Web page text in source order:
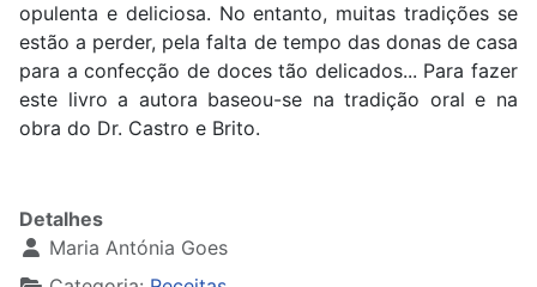
opulenta e deliciosa. No entanto, muitas tradições se
estão a perder, pela falta de tempo das donas de casa
para a confecção de doces tão delicados... Para fazer
este livro a autora baseou-se na tradição oral e na
obra do Dr. Castro e Brito.
Detalhes
Maria Antónia Goes